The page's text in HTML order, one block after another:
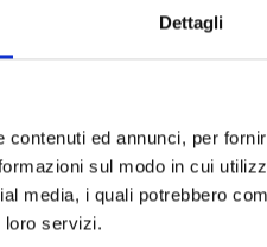
Dettagli
ed annunci, per
sul modo in cui
media, i quali potrebbero
loro servizi.
€